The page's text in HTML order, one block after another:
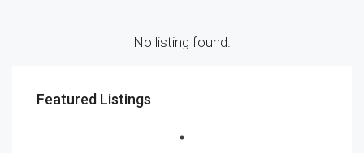
No listing found.
Featured Listings